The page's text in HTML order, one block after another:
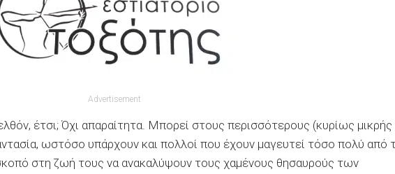
Advertisement
έτσι; Όχι απαραίτητα. Μπορεί στους περισσότερους (κυρίως μικρής
ωστόσο υπάρχουν και πολλοί που έχουν μαγευτεί τόσο πολύ από
στη ζωή τους να ανακαλύψουν τους χαμένους θησαυρούς των